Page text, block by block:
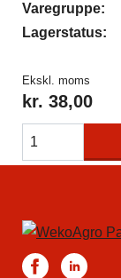
Varegruppe:
Lagerstatus:
Ekskl. moms
kr. 38,00